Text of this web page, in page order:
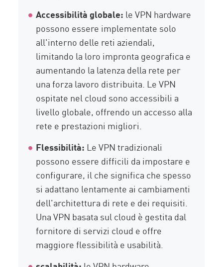
Accessibilità globale: le VPN hardware
possono essere implementate solo
all'interno delle reti aziendali,
limitando la loro impronta geografica e
aumentando la latenza della rete per
una forza lavoro distribuita. Le VPN
ospitate nel cloud sono accessibili a
livello globale, offrendo un accesso alla
rete e prestazioni migliori.
Flessibilità: Le VPN tradizionali
possono essere difficili da impostare e
configurare, il che significa che spesso
si adattano lentamente ai cambiamenti
dell'architettura di rete e dei requisiti.
Una VPN basata sul cloud è gestita dal
fornitore di servizi cloud e offre
maggiore flessibilità e usabilità.